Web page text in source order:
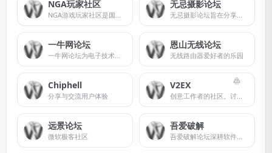
NGA玩家社区
NGA游戏玩家社区是国内知名的玩家交流平台
无忌摄影论坛
无忌摄影论坛旨在分享和交流摄影器材、摄影技术和摄影作品。
一牛网论坛
一牛网论坛为电子技术研发工程师提供开发板、芯片等电子技术资料与物联网应用设计方案,是国内一流电子工程师受欢迎的互动交流论坛之一,汇集MTK,射频技术,高通,单片机,5G技术,嵌入式系统,PCB等电子研发技术资料下载,努力打造电子工程师乐园!
恩山无线论坛
无线路由器爱好者的乐园
Chiphell
分享与交流用户体验
V2EX
创意工作者的社区。讨论编程、设计、硬件、游戏等令人激动的话题。
远景论坛
微软极客社区
吾爱破解
吾爱破解论坛深耕软件逆向工程与反病毒技术领域，汇聚众多技术爱好者的智慧与经验，共同探索与分享前沿安全技术和防护策略，构建业内最具影响力的技术交流平台。